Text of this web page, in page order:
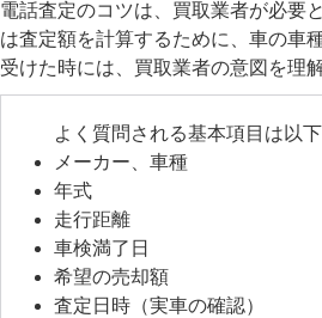
電話査定のコツは、買取業者が必要
は査定額を計算するために、車の車
受けた時には、買取業者の意図を理
よく質問される基本項目は以下
メーカー、車種
年式
走行距離
車検満了日
希望の売却額
査定日時（実車の確認）